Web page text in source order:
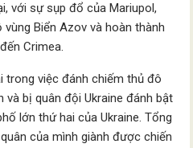
với sự sụp đổ của Mariupol,
Biển Azov và hoàn thành
Crimea.
trong việc đánh chiếm thủ đô
và bị quân đội Ukraine đánh bật
lớn thứ hai của Ukraine. Tổng
của mình giành được chiến